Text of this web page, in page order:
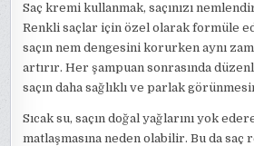
Saç kremi kullanmak, saçınızı
Renkli saçlar için özel olarak formüle
saçın nem dengesini korurken aynı
artırır. Her şampuan sonrasında
saçın daha sağlıklı ve parlak
Sıcak su, saçın doğal yağlarını yok
matlaşmasına neden olabilir. Bu da saç